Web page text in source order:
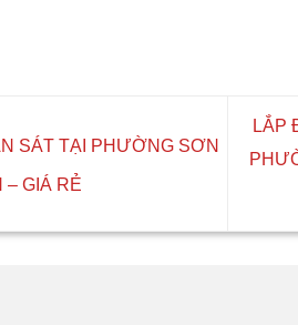
SÁT TẠI PHƯỜNG SƠN
– GIÁ RẺ
LẮP